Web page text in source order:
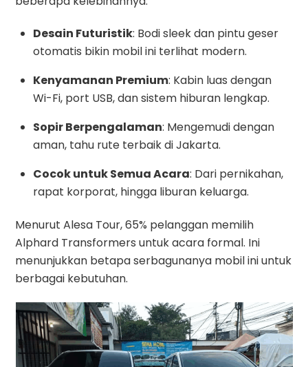
Desain Futuristik: Bodi sleek dan pintu geser
otomatis bikin mobil ini terlihat modern.
Kenyamanan Premium: Kabin luas dengan
Wi-Fi, port USB, dan sistem hiburan lengkap.
Sopir Berpengalaman: Mengemudi dengan
aman, tahu rute terbaik di Jakarta.
Cocok untuk Semua Acara: Dari pernikahan,
rapat korporat, hingga liburan keluarga.
Menurut Alesa Tour, 65% pelanggan memilih
Alphard Transformers untuk acara formal. Ini
menunjukkan betapa serbagunanya mobil ini untuk
berbagai kebutuhan.